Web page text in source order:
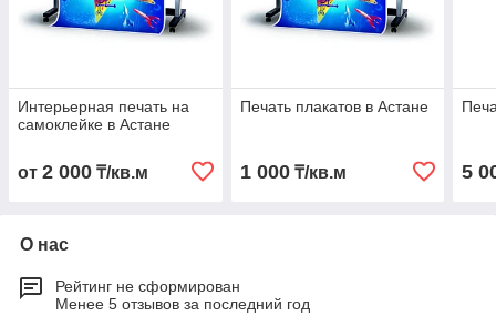
Интерьерная печать на
самоклейке в Астане
от 2 000 ₸/кв.м
Печать плакатов в Астане
1 000₸/кв.м 5
О нас
Рейтинг не сформирован
Менее 5 отзывов за последний год